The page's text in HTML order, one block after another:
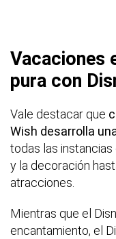
Vacaciones
pura con
Vale destacar que
Wish desarrolla
todas las
y la decoración
atracciones.
Mientras que el
encantamiento, el